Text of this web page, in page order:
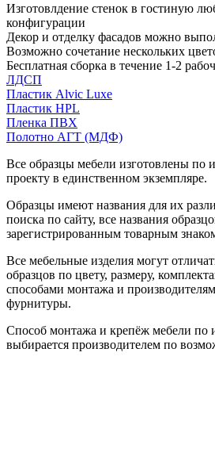
Изготовлдение стенок в гостиную
конфигурации
Декор и отделку фасадов можно
Возможно сочетание нескольких
Бесплатная сборка в течение 1-2
ЛДСП
Пластик Alvic Luxe
Пластик HPL
Пленка ПВХ
Полотно АГТ (МДФ)
Все образцы мебели изготовлены по
проекту в единственном экземпляре.
Образцы имеют названия для их
поиска по сайту, все названия
зарегистрированным товарным
Все мебельные изделия могут
образцов по цвету, размеру,
способами монтажа и
фурнитуры.
Способ монтажа и крепёж мебели по
выбирается производителем по